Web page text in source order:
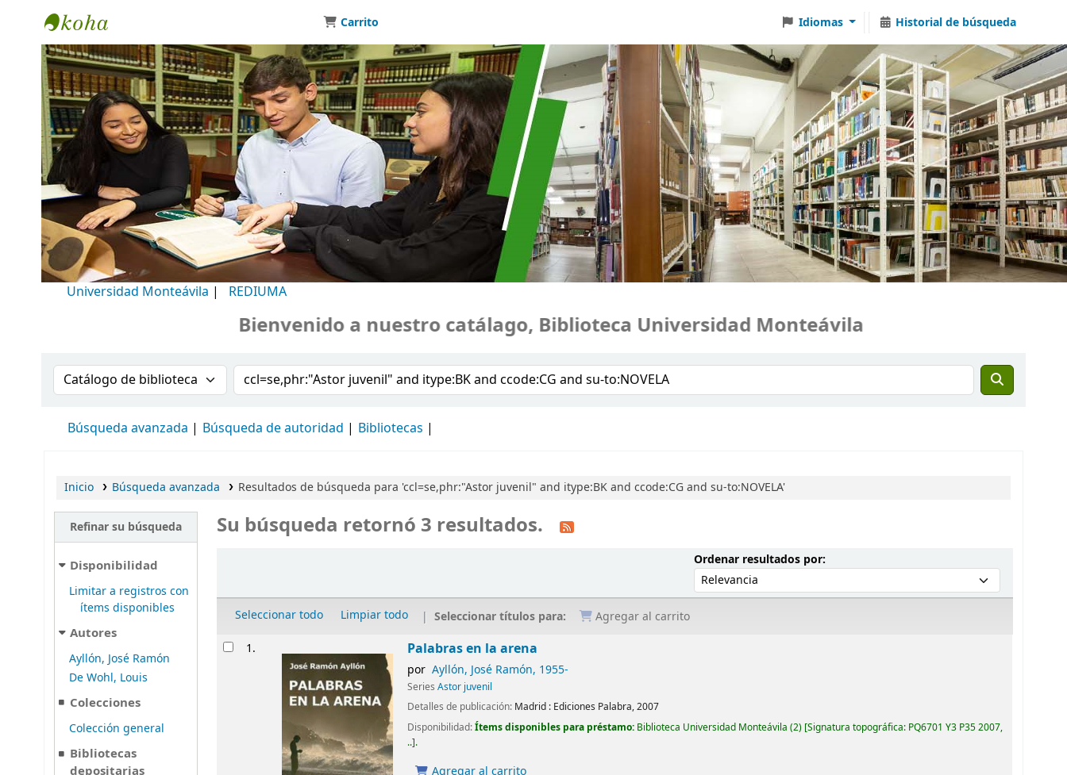
Biblioteca Universidad Monteávila
Carrito Idiomas Historial de búsqueda
Universidad Monteávila | REDIUMA
Bienvenido a nuestro catálago, Biblioteca Universidad Monteávila
Buscar en el catálogo por:Buscar en el catálogo
Búsqueda avanzada Búsqueda de autoridad Bibliotecas
Inicio Búsqueda avanzada Resultados de búsqueda para 'ccl=se,phr:"Astor juvenil" and itype:BK and ccode:CG and su-to:NOVELA'
Refinar su búsqueda
Disponibilidad
Limitar a registros con
ítems disponibles
Autores
Ayllón, José Ramón
De Wohl, Louis
Colecciones
Colección general
Bibliotecas
depositarias
Su búsqueda retornó 3 resultados.
Ordenar resultados por:Ordenar por:
Seleccionar todo Limpiar todo Seleccionar títulos para: Agregar al carrito
Resultados
1. Palabras en la arena
por Ayllón, José Ramón, 1955-
SeriesAstor juvenil
Detalles de publicación: Madrid : Ediciones Palabra,2007
Disponibilidad:Ítems disponibles para préstamo: Biblioteca Universidad Monteávila (2) Signatura topográfica: PQ6701 Y3 P35 2007,
.. .
Agregar al carrito